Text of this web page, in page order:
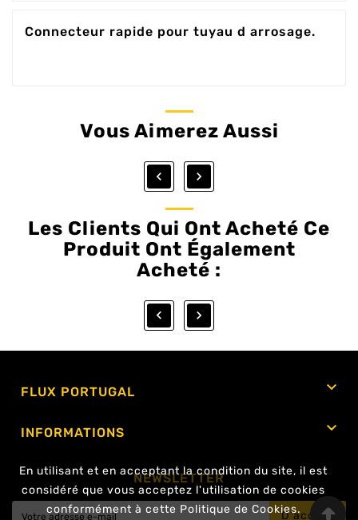
En utilisant et en acceptant la condition du site, il est
considéré que vous acceptez l'utilisation de cookies
conformément à cette Politique de Cookies.
Connecteur rapide pour tuyau d arrosage.
Vous Aimerez Aussi
 
Les Clients Qui Ont Acheté Ce
Produit Ont Également
Acheté :
 
FLUX PORTUGAL 
INFORMATIONS 
NEWSLETTER
D'accord